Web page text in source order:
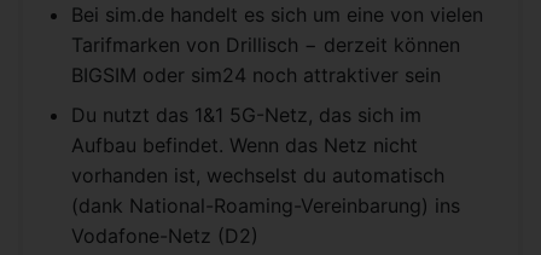
Bei sim.de handelt es sich um eine von vielen
Tarifmarken von Drillisch − derzeit können
BIGSIM oder sim24 noch attraktiver sein
Du nutzt das 1&1 5G-Netz, das sich im
Aufbau befindet. Wenn das Netz nicht
vorhanden ist, wechselst du automatisch
(dank National-Roaming-Vereinbarung) ins
Vodafone-Netz (D2)